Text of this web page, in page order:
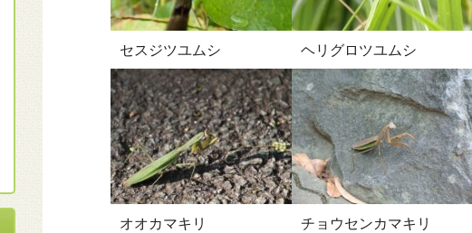
セスジツユムシ ヘリグロツユムシ
オオカマキリ チョウセンカマキリ